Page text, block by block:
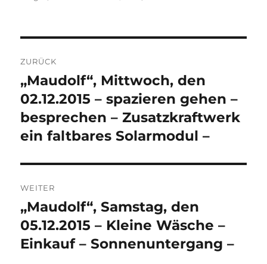
ZURÜCK
Vorheriger
Beitrag:
„Maudolf“, Mittwoch, den
02.12.2015 – spazieren gehen –
besprechen – Zusatzkraftwerk
ein faltbares Solarmodul –
WEITER
Nächster
Beitrag:
„Maudolf“, Samstag, den
05.12.2015 – Kleine Wäsche –
Einkauf – Sonnenuntergang –